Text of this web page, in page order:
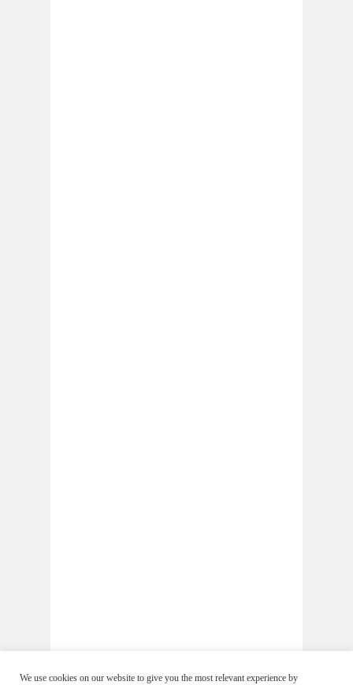
We use cookies on our website to give you the most relevant experience by